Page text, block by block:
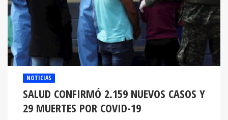
NOTICIAS
SALUD CONFIRMÓ 2.159 NUEVOS CASOS Y
29 MUERTES POR COVID-19